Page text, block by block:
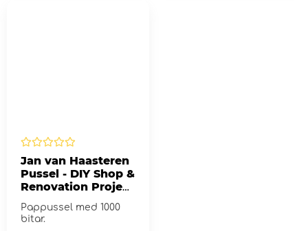
Jan van Haasteren
Pussel - DIY Shop &
Renovation Project
2x1000 Bitar
Pappussel med 1000
bitar.